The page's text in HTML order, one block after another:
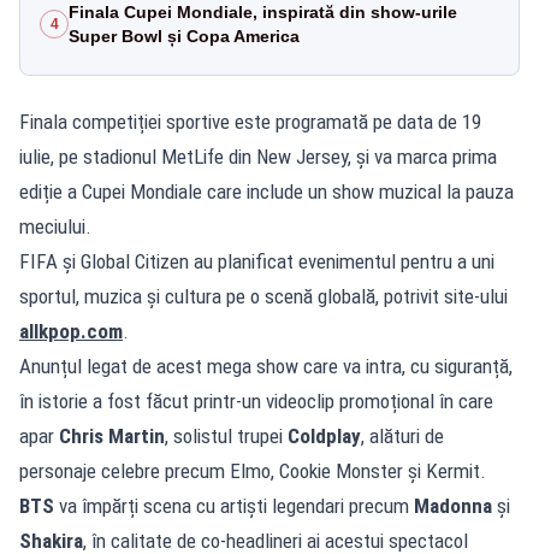
4
Finala Cupei Mondiale, inspirată din show-urile
Super Bowl și Copa America
Finala competiției sportive este programată pe data de 19
iulie, pe stadionul MetLife din New Jersey, și va marca prima
ediție a Cupei Mondiale care include un show muzical la pauza
meciului.
FIFA și Global Citizen au planificat evenimentul pentru a uni
sportul, muzica și cultura pe o scenă globală, potrivit site-ului
allkpop.com.
Anunțul legat de acest mega show care va intra, cu siguranță,
în istorie a fost făcut printr-un videoclip promoțional în care
apar Chris Martin, solistul trupei Coldplay, alături de
personaje celebre precum Elmo, Cookie Monster și Kermit.
BTS va împărți scena cu artiști legendari precum Madonna și
Shakira, în calitate de co-headlineri ai acestui spectacol